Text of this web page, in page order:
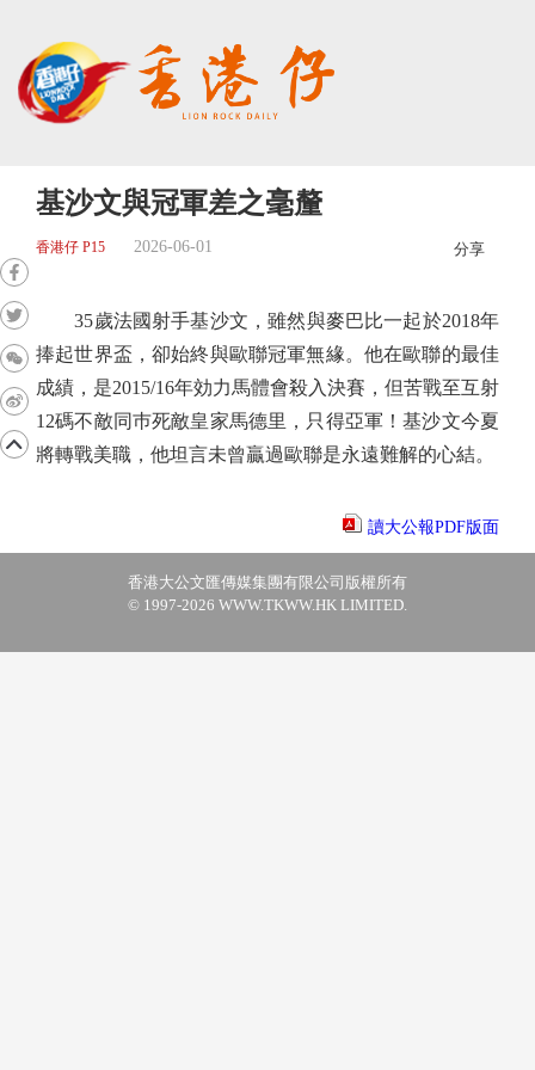
基沙文與冠軍差之毫釐
香港仔 P15 2026-06-01 分享
35歲法國射手基沙文，雖然與麥巴比一起於2018年
捧起世界盃，卻始終與歐聯冠軍無緣。他在歐聯的最佳
成績，是2015/16年効力馬體會殺入決賽，但苦戰至互射
12碼不敵同巿死敵皇家馬德里，只得亞軍！基沙文今夏
將轉戰美職，他坦言未曾贏過歐聯是永遠難解的心結。
讀大公報PDF版面
香港大公文匯傳媒集團有限公司版權所有
© 1997-2026 WWW.TKWW.HK LIMITED.